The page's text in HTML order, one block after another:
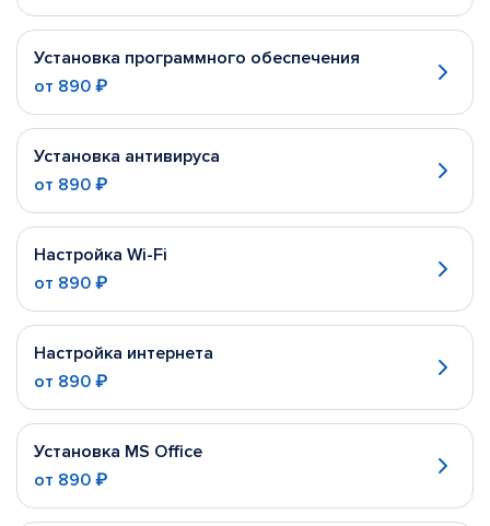
Установка программного обеспечения
от 890 ₽
Установка антивируса
от 890 ₽
Настройка Wi-Fi
от 890 ₽
Настройка интернета
от 890 ₽
Установка MS Office
от 890 ₽